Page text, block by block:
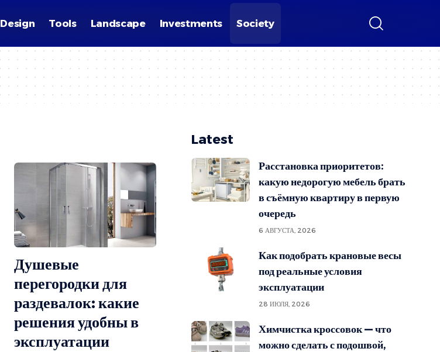
Design Tools Landscape Investments Society
Душевые
перегородки для
раздевалок: какие
решения удобны в
эксплуатации
Latest
Расстановка приоритетов:
какую недорогую мебель брать
в съёмную квартиру в первую
очередь
6 АВГУСТА, 2026
Как подобрать крановые весы
под реальные условия
эксплуатации
28 ИЮЛЯ, 2026
Химчистка кроссовок — что
можно сделать с подошвой,